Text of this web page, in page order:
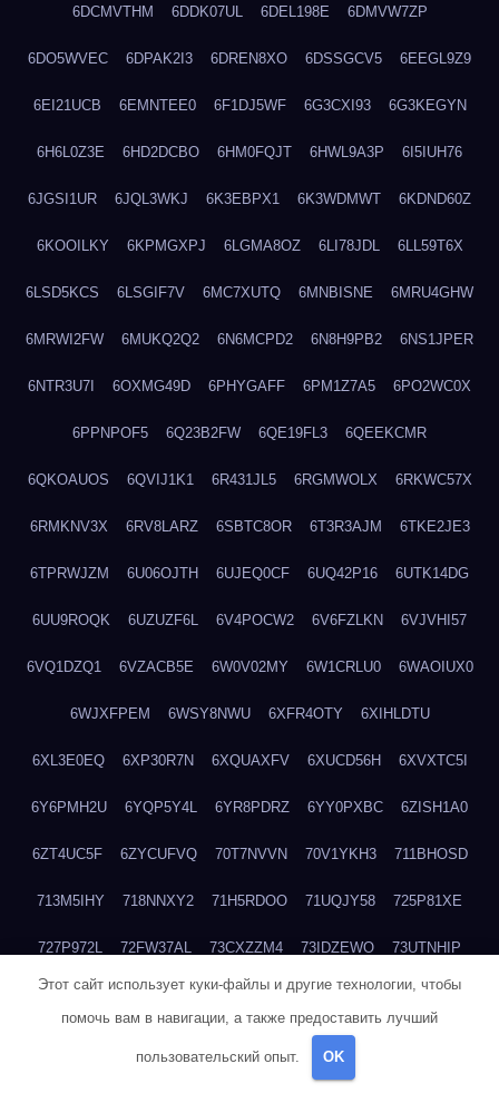
6DCMVTHM 6DDK07UL 6DEL198E 6DMVW7ZP
6DO5WVEC 6DPAK2I3 6DREN8XO 6DSSGCV5 6EEGL9Z9
6EI21UCB 6EMNTEE0 6F1DJ5WF 6G3CXI93 6G3KEGYN
6H6L0Z3E 6HD2DCBO 6HM0FQJT 6HWL9A3P 6I5IUH76
6JGSI1UR 6JQL3WKJ 6K3EBPX1 6K3WDMWT 6KDND60Z
6KOOILKY 6KPMGXPJ 6LGMA8OZ 6LI78JDL 6LL59T6X
6LSD5KCS 6LSGIF7V 6MC7XUTQ 6MNBISNE 6MRU4GHW
6MRWI2FW 6MUKQ2Q2 6N6MCPD2 6N8H9PB2 6NS1JPER
6NTR3U7I 6OXMG49D 6PHYGAFF 6PM1Z7A5 6PO2WC0X
6PPNPOF5 6Q23B2FW 6QE19FL3 6QEEKCMR
6QKOAUOS 6QVIJ1K1 6R431JL5 6RGMWOLX 6RKWC57X
6RMKNV3X 6RV8LARZ 6SBTC8OR 6T3R3AJM 6TKE2JE3
6TPRWJZM 6U06OJTH 6UJEQ0CF 6UQ42P16 6UTK14DG
6UU9ROQK 6UZUZF6L 6V4POCW2 6V6FZLKN 6VJVHI57
6VQ1DZQ1 6VZACB5E 6W0V02MY 6W1CRLU0 6WAOIUX0
6WJXFPEM 6WSY8NWU 6XFR4OTY 6XIHLDTU
6XL3E0EQ 6XP30R7N 6XQUAXFV 6XUCD56H 6XVXTC5I
6Y6PMH2U 6YQP5Y4L 6YR8PDRZ 6YY0PXBC 6ZISH1A0
6ZT4UC5F 6ZYCUFVQ 70T7NVVN 70V1YKH3 711BHOSD
713M5IHY 718NNXY2 71H5RDOO 71UQJY58 725P81XE
727P972L 72FW37AL 73CXZZM4 73IDZEWO 73UTNHIP
73VKAF4E 740HGIUK 745ACL1O 74DPJX4S 74DVDXRM
76BJGQ4F
Этот сайт использует куки-файлы и другие технологии, чтобы
помочь вам в навигации, а также предоставить лучший
пользовательский опыт. OK